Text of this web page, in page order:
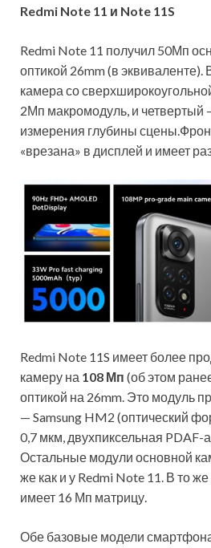
Redmi Note 11 и Note 11S
Redmi Note 11 получил 50Мп
оптикой 26mm (в
камера со
2Мп макромодуль, и
измерения глубины
«врезана» в дисплей и имеет
Redmi Note 11S имеет более
камеру на 108 Мп (об этом
оптикой на 26mm. Это модуль
— Samsung HM2 (оптический
0,7 мкм, двухпиксельная PDAF-
Остальные модули основной
же как и у Redmi Note 11. В то
имеет 16 Мп матрицу.
Обе базовые модели